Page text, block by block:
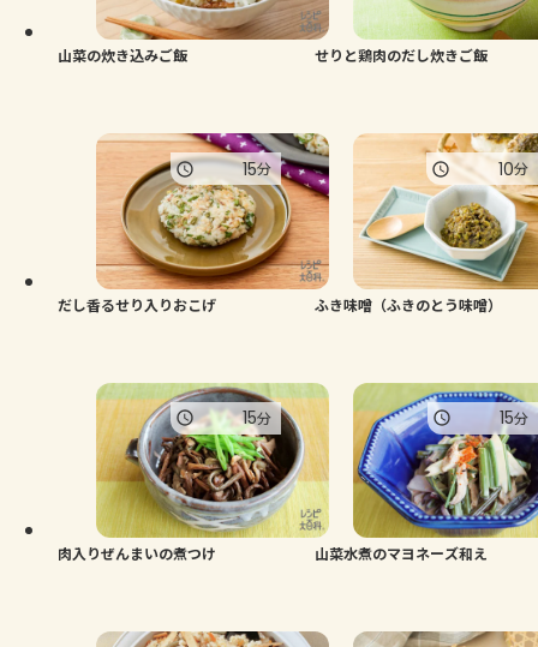
お買い物
山菜の炊き込みご飯 せりと鶏肉のだし炊きご飯
だし香るせり入りおこげ
15分
ふき味噌（ふきのとう味噌）
10分
肉入りぜんまいの煮つけ
15分
山菜水煮のマヨネーズ和え
15分